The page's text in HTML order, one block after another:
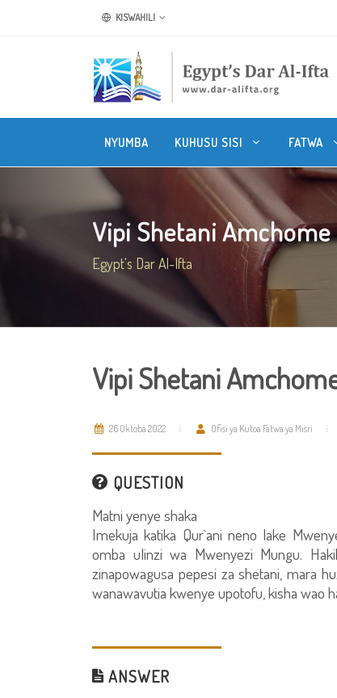
KISWAHILI
NYUMBA KUHUSU SISI FATWA
Vipi Shetani Amchome
Egypt's Dar Al-Ifta
Vipi Shetani
26 Oktoba 2022 Ofisi ya Kutoa Fatwa ya Misri
QUESTION
Matni yenye shaka
Imekuja katika Qur`ani neno lake
omba ulinzi wa Mwenyezi Mungu.
zinapowagusa pepesi za shetani, mara
wanawavutia kwenye upotofu, kisha wao
ANSWER